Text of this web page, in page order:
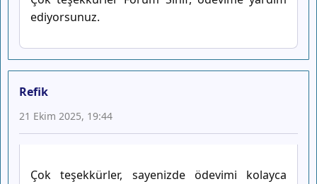
ediyorsunuz.
Refik
21 Ekim 2025, 19:44
Çok teşekkürler, sayenizde ödevimi kolayca